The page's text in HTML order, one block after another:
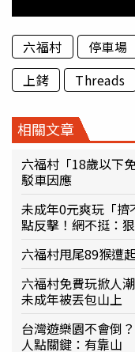
六福村 停車場
上銬
Threads
相關文章
六福村「18歲以下
駁車因應
未成年0元爽玩「
點反擊！網不挺：
六福村甩尾89猴遭
六福村免費玩掀人
未成年被丟包山上
台灣遊樂園不會倒
人點關鍵：有靠山